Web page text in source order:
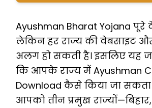
Ayushman Bharat Yojana पूरे
लेकिन हर राज्य की वेबसाइट और
अलग हो सकती है। इसलिए यह
कि आपके राज्य में Ayushman
Download कैसे किया जा सकता
आपको तीन प्रमुख